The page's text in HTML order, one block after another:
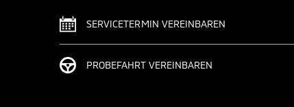
SERVICETERMIN VEREINBAREN
PROBEFAHRT VEREINBAREN